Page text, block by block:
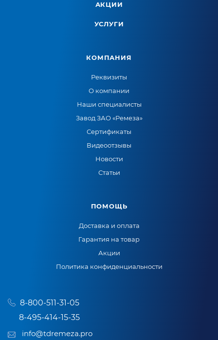
АКЦИИ
УСЛУГИ
КОМПАНИЯ
Реквизиты
О компании
Наши специалисты
Завод ЗАО «Ремеза»
Сертификаты
Видеоотзывы
Новости
Статьи
ПОМОЩЬ
Доставка и оплата
Гарантия на товар
Акции
Политика конфиденциальности
8-800-511-31-05
8-495-414-15-35
info@tdremeza.pro